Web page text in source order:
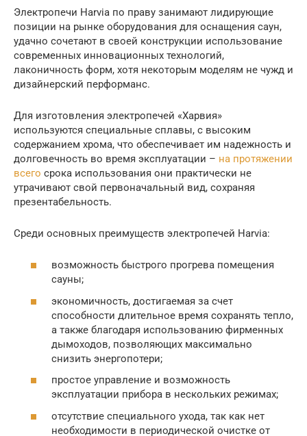
Электропечи Harvia по праву занимают лидирующие
позиции на рынке оборудования для оснащения саун,
удачно сочетают в своей конструкции использование
современных инновационных технологий,
лаконичность форм, хотя некоторым моделям не чужд и
дизайнерский перформанс.
Для изготовления электропечей «Харвия»
используются специальные сплавы, с высоким
содержанием хрома, что обеспечивает им надежность и
долговечность во время эксплуатации – на протяжении
всего срока использования они практически не
утрачивают свой первоначальный вид, сохраняя
презентабельность.
Среди основных преимуществ электропечей Harvia:
возможность быстрого прогрева помещения
сауны;
экономичность, достигаемая за счет
способности длительное время сохранять тепло,
а также благодаря использованию фирменных
дымоходов, позволяющих максимально
снизить энергопотери;
простое управление и возможность
эксплуатации прибора в нескольких режимах;
отсутствие специального ухода, так как нет
необходимости в периодической очистке от